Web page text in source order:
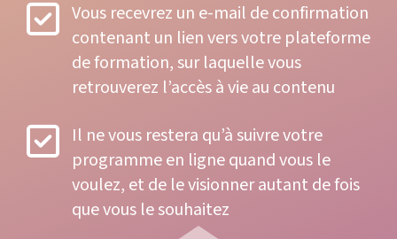
Vous recevrez un e-mail de confirmation
contenant un lien vers votre plateforme
de formation, sur laquelle vous
retrouverez l’accès à vie au contenu
Il ne vous restera qu’à suivre votre
programme en ligne quand vous le
voulez, et de le visionner autant de fois
que vous le souhaitez